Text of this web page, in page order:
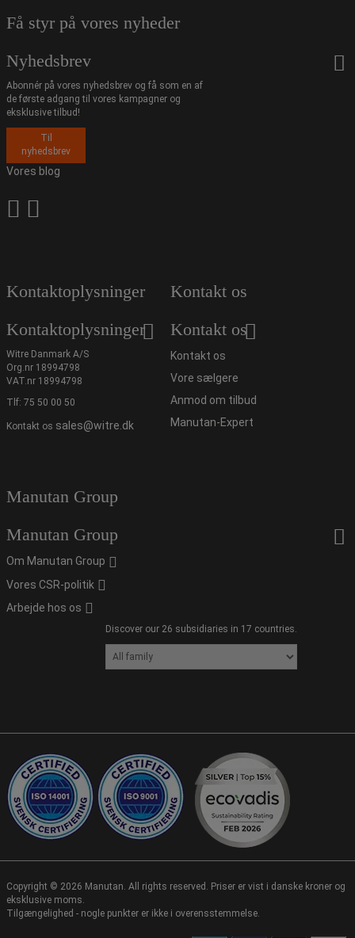
Få styr på vores nyheder
Nyhedsbrev
Abonnér på vores nyhedsbrev og få som en af
de første adgang til vores kampagner og
eksklusive tilbud!
Til
nyhedsbrev
Vores blog
Kontaktoplysninger
Kontaktoplysninger
Witre Danmark A/S
Org.nr 18994798
VAT.nr 18994798
Tlf: 75 50 00 50
Kontakt os sales@witre.dk
Kontakt os
Kontakt os
Kontakt os
Vore sælgere
Anmod om tilbud
Manutan-Expert
Manutan Group
Manutan Group
Om Manutan Group
Vores CSR-politik
Arbejde hos os
Discover our 26 subsidiaries in 17 countries.
Copyright © 2026 Manutan. All rights reserved. Priser er vist i danske kroner og
eksklusive moms.
Tilgængelighed - nogle punkter er ikke i overensstemmelse.